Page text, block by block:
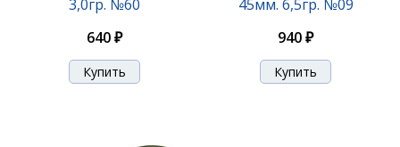
3,0гр. №60
640 ₽
45мм. 6,5гр. №09
940 ₽